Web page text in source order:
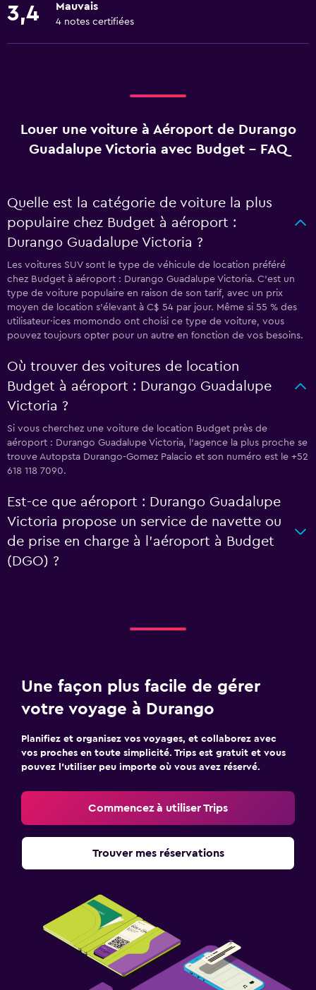
3,4 Mauvais
4 notes certifiées
Louer une voiture à Aéroport de Durango
Guadalupe Victoria avec Budget - FAQ
Quelle est la catégorie de voiture la plus
populaire chez Budget à aéroport :
Durango Guadalupe Victoria ?
Les voitures SUV sont le type de véhicule de location préféré
chez Budget à aéroport : Durango Guadalupe Victoria. C'est un
type de voiture populaire en raison de son tarif, avec un prix
moyen de location s'élevant à C$ 54 par jour. Même si 55 % des
utilisateur·ices momondo ont choisi ce type de voiture, vous
pouvez toujours opter pour un autre en fonction de vos besoins.
Où trouver des voitures de location
Budget à aéroport : Durango Guadalupe
Victoria ?
Si vous cherchez une voiture de location Budget près de
aéroport : Durango Guadalupe Victoria, l’agence la plus proche se
trouve Autopsta Durango-Gomez Palacio et son numéro est le +52
618 118 7090.
Est-ce que aéroport : Durango Guadalupe
Victoria propose un service de navette ou
de prise en charge à l’aéroport à Budget
(DGO) ?
Une façon plus facile de gérer
votre voyage à Durango
Planifiez et organisez vos voyages, et collaborez avec
vos proches en toute simplicité. Trips est gratuit et vous
pouvez l’utiliser peu importe où vous avez réservé.
Commencez à utiliser Trips
Trouver mes réservations